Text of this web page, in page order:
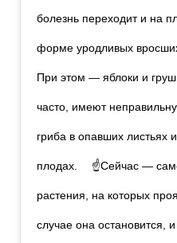
болезнь переходит и на
форме уродливых
При этом — яблоки и
часто, имеют
гриба в опавших
плодах. ⠀ ☝️Сейчас —
растения, на которых
случае она остановится,